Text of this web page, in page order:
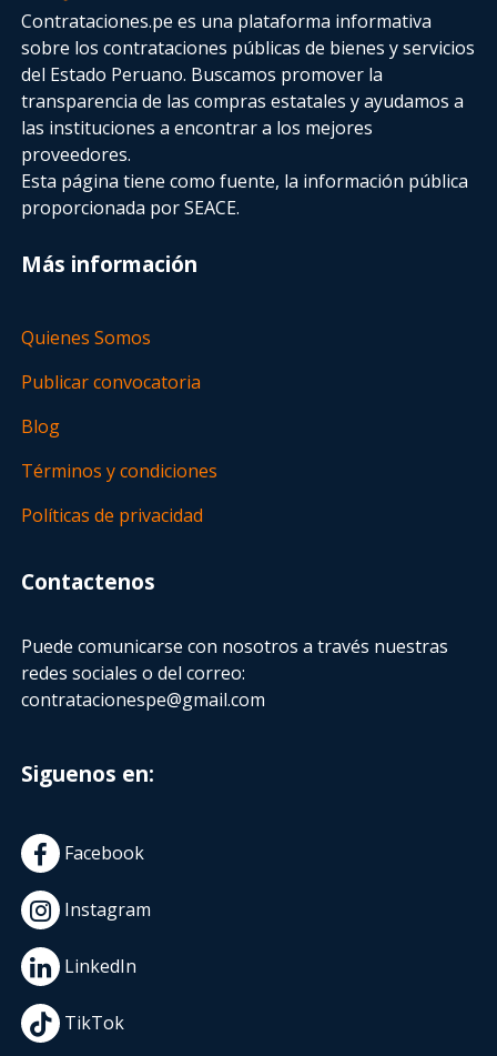
Contrataciones.pe es una plataforma informativa
sobre los contrataciones públicas de bienes y servicios
del Estado Peruano. Buscamos promover la
transparencia de las compras estatalesy ayudamos a
las instituciones a encontrar a los mejores
proveedores.
Esta página tiene como fuente, la información pública
proporcionada por SEACE.
Más información
Quienes Somos
Publicar convocatoria
Blog
Términos y condiciones
Políticas de privacidad
Contactenos
Puede comunicarse con nosotros a través nuestras
redes sociales o del correo:
contratacionespe@gmail.com
Siguenos en:
Facebook
Instagram
LinkedIn
TikTok